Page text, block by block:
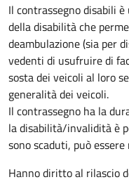
Il contrassegno disabili
della disabilità che
deambulazione (sia per
vedenti di usufruire di
sosta dei veicoli al loro
generalità dei veicoli.
Il contrassegno ha la
la disabilità/invalidità è
sono scaduti, può
Hanno diritto al rilascio